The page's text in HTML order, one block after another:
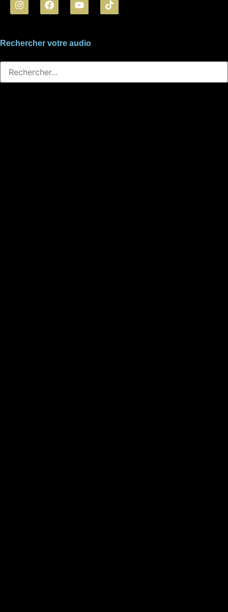
Rechercher votre audio